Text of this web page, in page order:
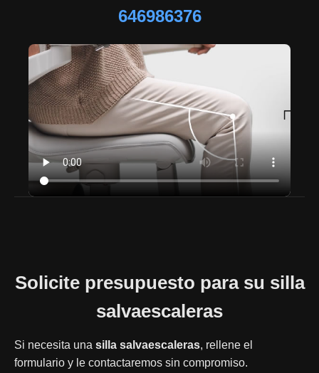
646986376
Solicite presupuesto para su silla
salvaescaleras
Si necesita una silla salvaescaleras, rellene el
formulario y le contactaremos sin compromiso.